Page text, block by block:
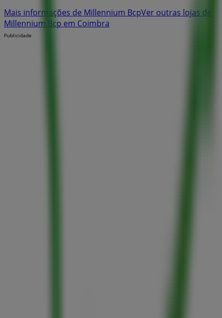
Mais informações de Millennium BcpVer outras lojas de
Millennium Bcp em Coimbra
Publicidade